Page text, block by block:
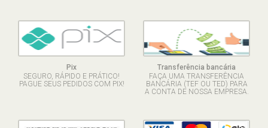
Pix
SEGURO, RÁPIDO E PRÁTICO!
PAGUE SEUS PEDIDOS COM PIX!
Transferência bancária
FAÇA UMA TRANSFERÊNCIA
BANCÁRIA (TEF OU TED) PARA
A CONTA DE NOSSA EMPRESA.